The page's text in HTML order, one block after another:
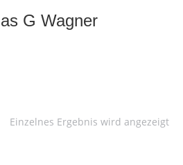
G Wagner
Einzelnes Ergebnis wird angezeigt